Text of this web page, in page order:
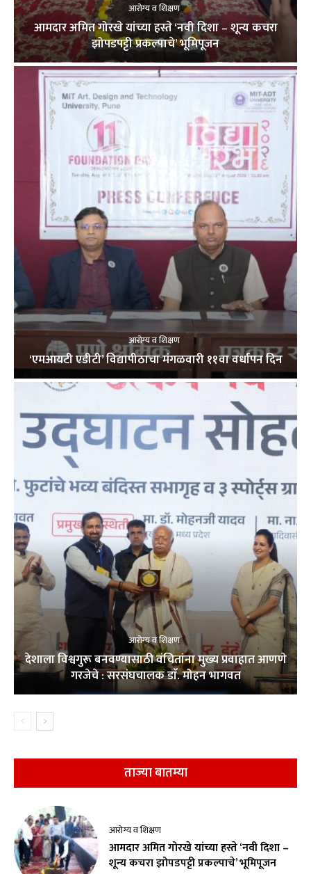
आरोग्य व शिक्षण
आमदार अमित गोरखे यांच्या हस्ते ‘नवी दिशा – शून्य कचरा
झोपडपट्टी प्रकल्पाचे’ भूमिपूजन
आरोग्य व शिक्षण
‘एमआयटी एडीटी’ विद्यापीठाचा मंगळवारी ११वा वर्धापन दिन
आरोग्य व शिक्षण
देशाला विश्वगुरू बनवण्यासाठी वंचितांना मुख्य प्रवाहात आणणे
गरजेचे : सरसंघचालक डाॅ. मोहन भागवत
ताज्या बातम्या
आरोग्य व शिक्षण
आमदार अमित गोरखे यांच्या हस्ते ‘नवी दिशा –
शून्य कचरा झोपडपट्टी प्रकल्पाचे’ भूमिपूजन